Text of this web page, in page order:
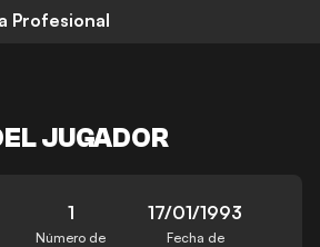
Profesional
JUGADOR
1
Número de
17/01/1993
Fecha de